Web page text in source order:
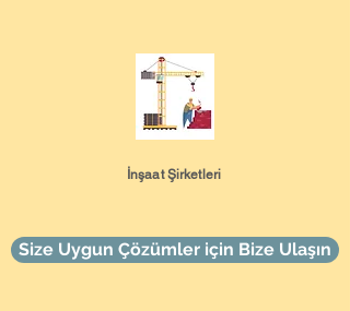
İnşaat Şirketleri
Size Uygun Çözümler için Bize Ulaşın